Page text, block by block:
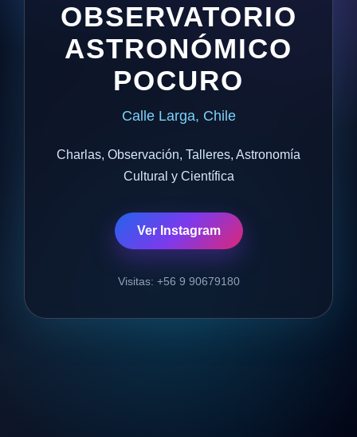
OBSERVATORIO
ASTRONÓMICO
POCURO
Calle Larga, Chile
Charlas, Observación, Talleres, Astronomía
Cultural y Científica
Ver Instagram
Visitas: +56 9 90679180